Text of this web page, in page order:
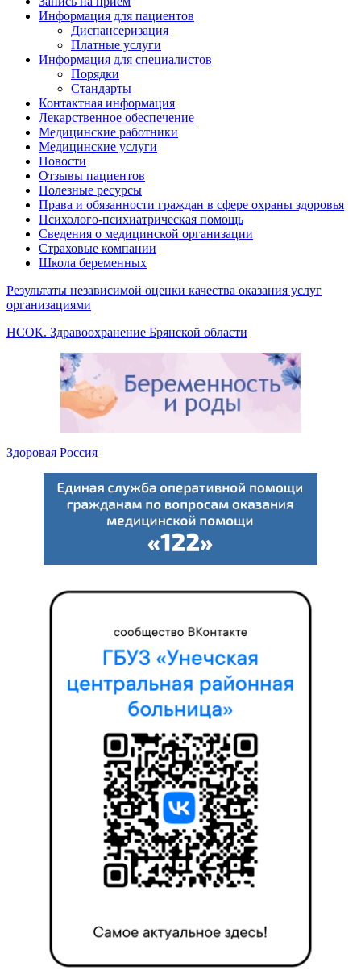
Информация для пациентов
Диспансеризация
Платные услуги
Информация для специалистов
Порядки
Стандарты
Контактная информация
Лекарственное обеспечение
Медицинские работники
Медицинские услуги
Новости
Отзывы пациентов
Полезные ресурсы
Права и обязанности граждан в сфере охраны здоровья
Психолого-психиатрическая помощь
Сведения о медицинской организации
Страховые компании
Школа беременных
Результаты независимой оценки качества оказания услуг
организациями
НСОК. Здравоохранение Брянской области
Здоровая Россия